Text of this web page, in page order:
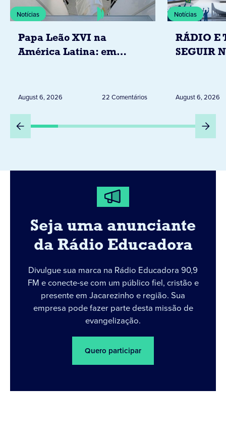
Notícias
Papa Leão XVI na
América Latina: em
Peru
August 6, 2026 22 Comentários
Notícias
RÁDIO E
SEGUIR
DESTA
August 6, 2026
Seja uma anunciante
da Rádio Educadora
Divulgue sua marca na Rádio Educadora 90,9
FM e conecte-se com um público fiel, cristão e
presente em Jacarezinho e região. Sua
empresa pode fazer parte desta missão de
evangelização.
Quero participar